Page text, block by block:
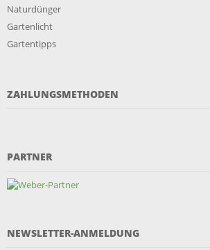
Naturdünger
Gartenlicht
Gartentipps
ZAHLUNGSMETHODEN
PARTNER
NEWSLETTER-ANMELDUNG